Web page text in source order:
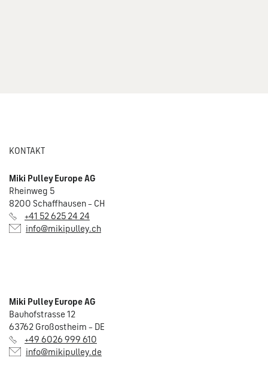
KONTAKT
Miki Pulley Europe AG
Rheinweg 5
8200 Schaffhausen – CH
+41 52 625 24 24
info@mikipulley.ch
Miki Pulley Europe AG
Bauhofstrasse 12
63762 Großostheim – DE
+49 6026 999 610
info@mikipulley.de